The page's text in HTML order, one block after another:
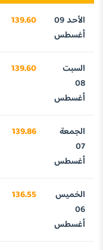
الأحد 09
أغسطس
139.60
السبت
08
أغسطس
139.60
الجمعة
07
أغسطس
139.86
الخميس
06
أغسطس
136.55